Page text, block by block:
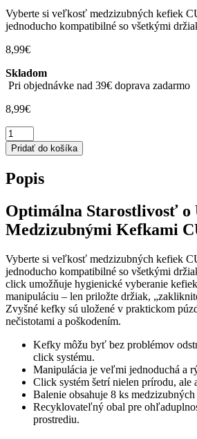
Vyberte si veľkosť medzizubných kefiek
jednoducho kompatibilné so všetkými
8,99€
Skladom
Pri objednávke nad 39€ doprava zadarmo
8,99€
množstvo
Curaprox
CPS
Prime
medzizubné
kefky
8
Pridať do košíka
Popis
Optimálna Starostlivosť o
Medzizubnými Kefkami
Vyberte si veľkosť medzizubných kefiek
jednoducho kompatibilné so všetkými
click umožňuje hygienické vyberanie
manipuláciu – len priložte držiak,
Zvyšné kefky sú uložené v praktickom
nečistotami a poškodením.
Kefky môžu byť bez problémov
click systému.
Manipulácia je veľmi jednoduchá a
Click systém šetrí nielen prírodu, ale
Balenie obsahuje 8 ks
Recyklovateľný obal pre
prostrediu.